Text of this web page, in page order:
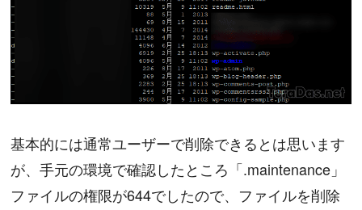
基本的には通常ユーザーで削除できるとは思います
が、手元の環境で確認したところ「.maintenance」
ファイルの権限が644でしたので、ファイルを削除